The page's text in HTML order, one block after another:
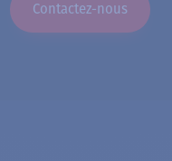
Contactez-nous